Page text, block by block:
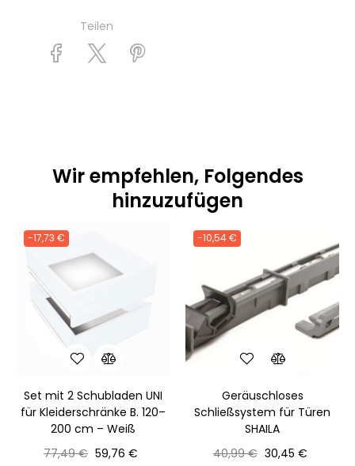
Teilen
Wir empfehlen, Folgendes
hinzuzufügen
-17,73 €
Set mit 2 Schubladen UNI
für Kleiderschränke B. 120–
200 cm – Weiß
Normaler
77,49 € Preis
59,76 €
-10,54 €
Geräuschloses
Schließsystem für Türen
SHAILA
Normaler
40,99 € Preis
30,45 €